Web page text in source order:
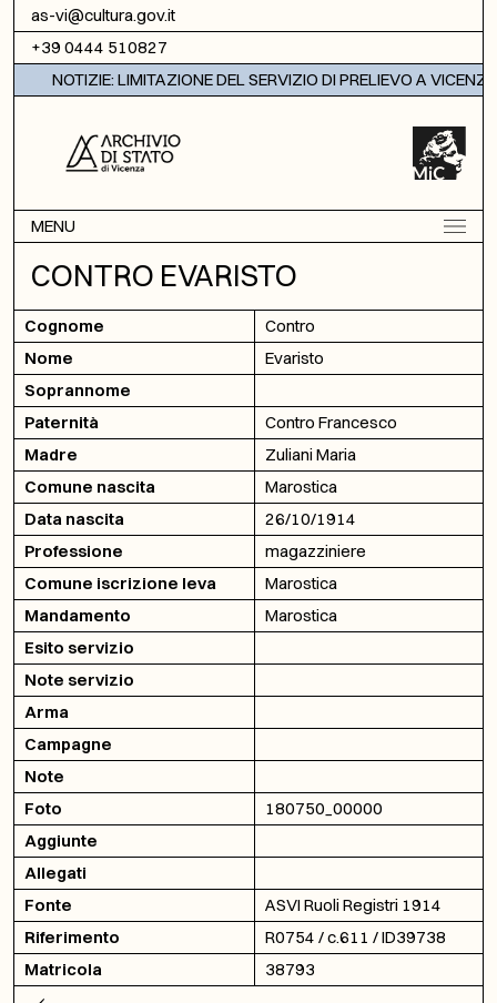
Vai al contenuto
as-vi@cultura.gov.it
+39 0444 510827
NOTIZIE: LIMITAZIONE DEL SERVIZIO DI PRELIEVO A VICENZA
MENU
CONTRO EVARISTO
Cognome
Contro
Nome
Evaristo
Soprannome
Paternità
Contro Francesco
Madre
Zuliani Maria
Comune nascita
Marostica
Data nascita
26/10/1914
Professione
magazziniere
Comune iscrizione leva
Marostica
Mandamento
Marostica
Esito servizio
Note servizio
Arma
Campagne
Note
Foto
180750_00000
Aggiunte
Allegati
Fonte
ASVI Ruoli Registri 1914
Riferimento
R0754 / c.611 / ID39738
Matricola
38793